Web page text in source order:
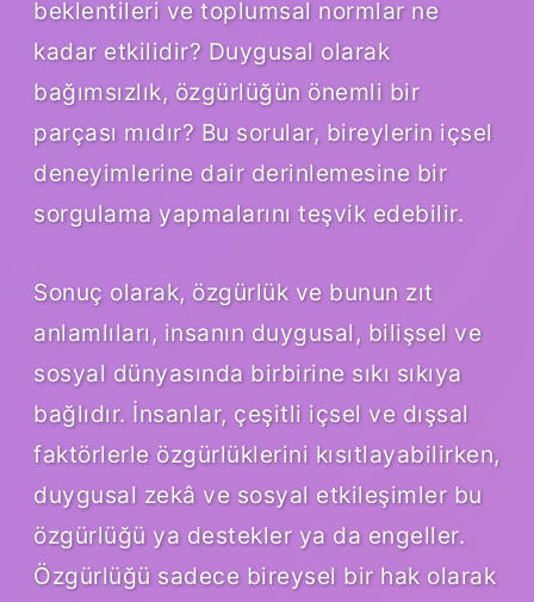
beklentileri ve toplumsal normlar ne
kadar etkilidir? Duygusal olarak
bağımsızlık, özgürlüğün önemli bir
parçası mıdır? Bu sorular, bireylerin içsel
deneyimlerine dair derinlemesine bir
sorgulama yapmalarını teşvik edebilir.
Sonuç olarak, özgürlük ve bunun zıt
anlamlıları, insanın duygusal, bilişsel ve
sosyal dünyasında birbirine sıkı sıkıya
bağlıdır. İnsanlar, çeşitli içsel ve dışsal
faktörlerle özgürlüklerini kısıtlayabilirken,
duygusal zekâ ve sosyal etkileşimler bu
özgürlüğü ya destekler ya da engeller.
Özgürlüğü sadece bireysel bir hak olarak